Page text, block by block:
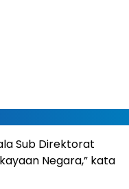
Sub Direktorat
Negara,” kata